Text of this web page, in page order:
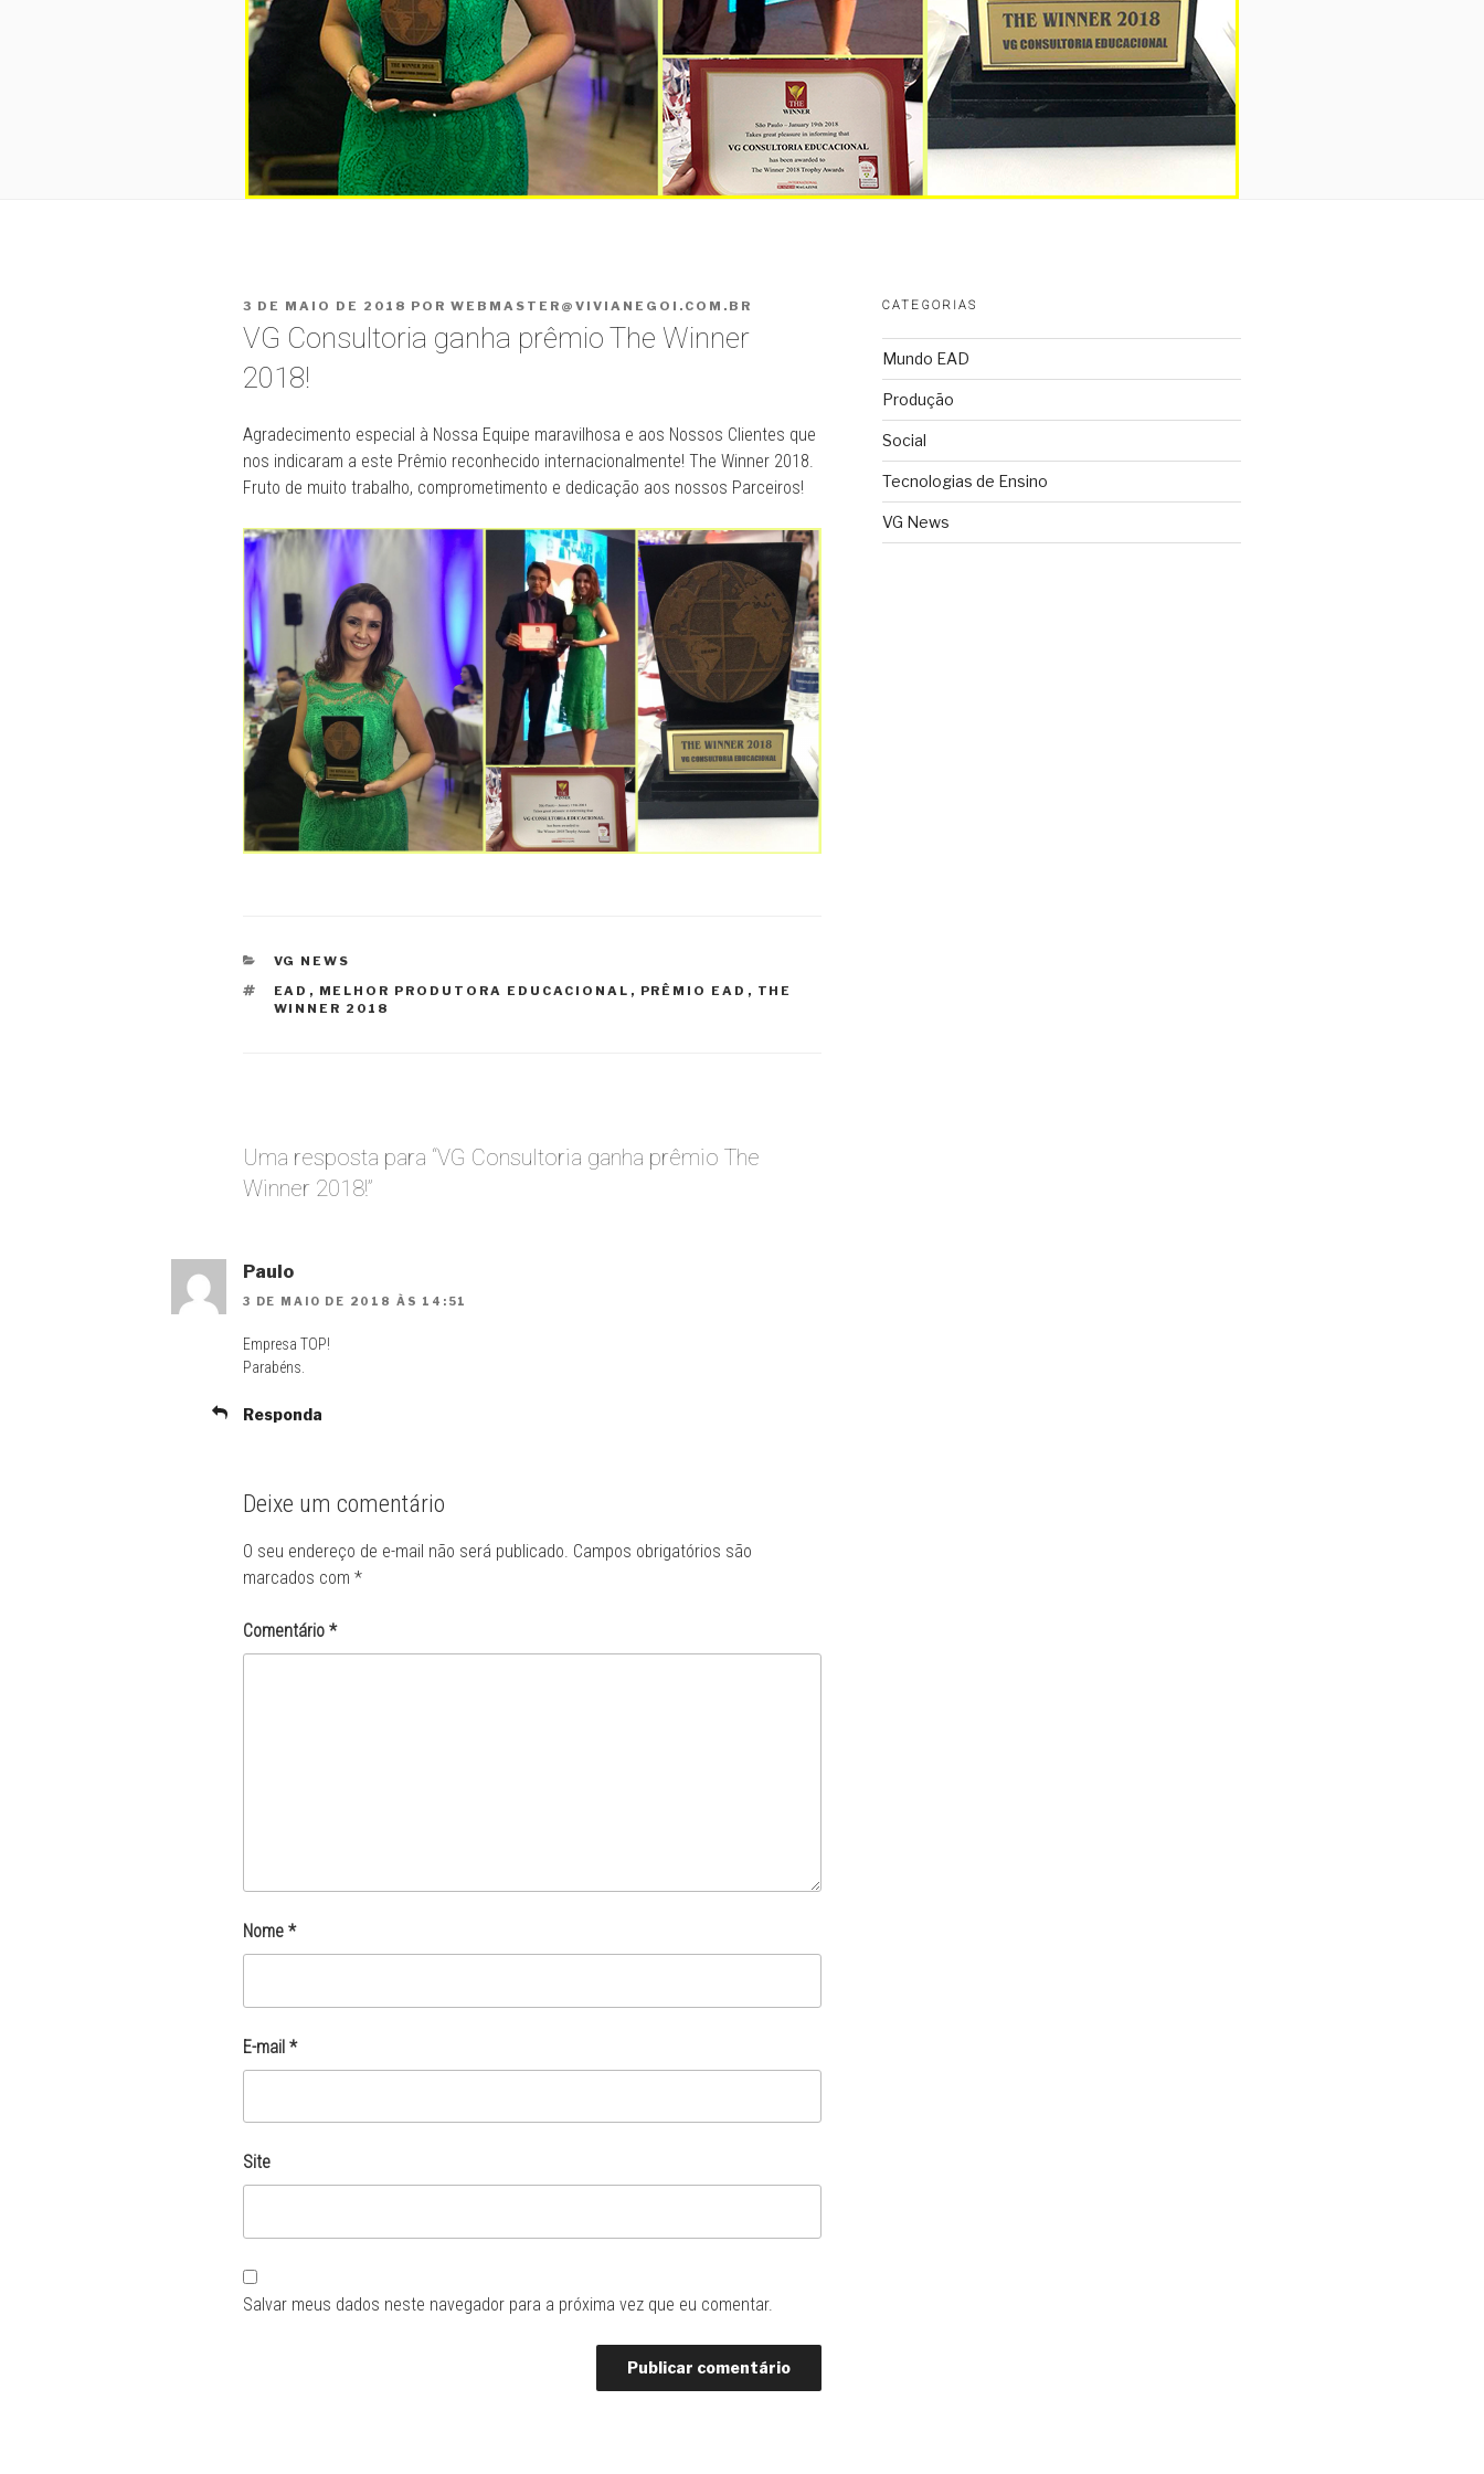
PUBLICADO
3 DE MAIO DE 2018 POR WEBMASTER@VIVIANEGOI.COM.BR
VG Consultoria ganha prêmio The Winner
2018!
Agradecimento especial à Nossa Equipe maravilhosa e aos Nossos Clientes que
nos indicaram a este Prêmio reconhecido internacionalmente! The Winner 2018.
Fruto de muito trabalho, comprometimento e dedicação aos nossos Parceiros!
CATEGORIAS
VG NEWS
TAGS
EAD , MELHOR PRODUTORA EDUCACIONAL , PRÊMIO EAD , THE
WINNER 2018
Uma resposta para “VG Consultoria ganha prêmio The
Winner 2018!”
Paulo
3 DE MAIO DE 2018 ÀS 14:51
Empresa TOP!
Parabéns.
Responda
Deixe um comentário
O seu endereço de e-mail não será publicado. Campos obrigatórios são
marcados com *
Comentário *
Nome *
E-mail *
Site
Salvar meus dados neste navegador para a próxima vez que eu comentar.
CATEGORIAS
Mundo EAD
Produção
Social
Tecnologias de Ensino
VG News